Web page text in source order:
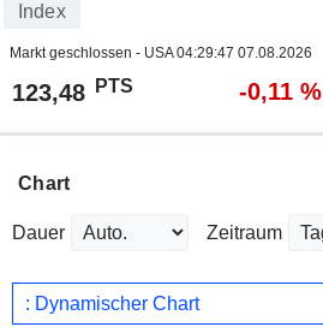
Index
Markt geschlossen - USA04:29:47 07.08.2026
123,48 PTS -0,11 %
Chart
Dauer Zeitraum
: Dynamischer Chart